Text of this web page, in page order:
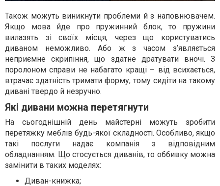
Також можуть виникнути проблеми й з наповнювачем.
Якщо мова йде про пружинний блок, то пружини
вилазять зі своїх місця, через що користуватись
диваном неможливо. Або ж з часом з’являється
неприємне скрипіння, що здатне дратувати вночі. З
поролоном справи не набагато кращі – від всихається,
втрачає здатність тримати форму, тому сидіти на такому
дивані твердо й незручно.
Які дивани можна перетягнути
На сьогоднішній день майстерні можуть зробити
перетяжку меблів будь-якої складності. Особливо, якщо
такі послуги надає компанія з відповідним
обладнанням. Що стосується диванів, то оббивку можна
замінити в таких моделях:
Диван-книжка;